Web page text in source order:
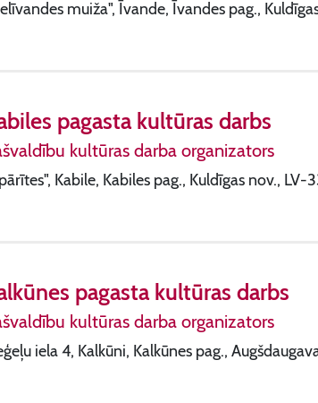
muiža", Īvande, Īvandes pag.,
pagasta kultūras darbs
kultūras darba organizators
Kabile, Kabiles pag., Kuldīgas nov., LV-
pagasta kultūras darbs
kultūras darba organizators
iela 4, Kalkūni, Kalkūnes pag.,